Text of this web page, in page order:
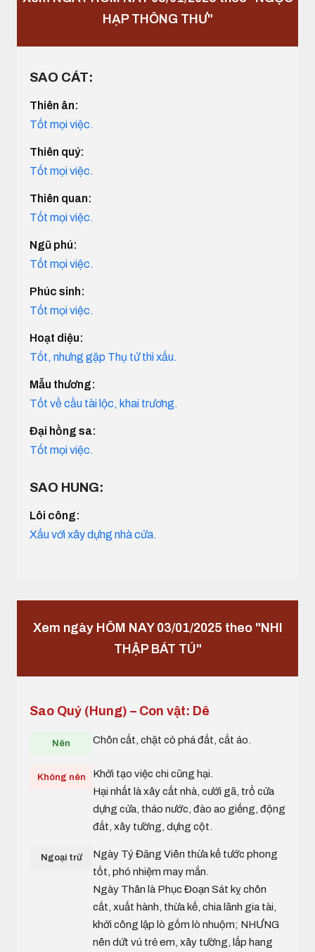
HẠP THÔNG THƯ"
SAO CÁT:
Thiên ân:
Tốt mọi việc.
Thiên quý:
Tốt mọi việc.
Thiên quan:
Tốt mọi việc.
Ngũ phú:
Tốt mọi việc.
Phúc sinh:
Tốt mọi việc.
Hoạt diệu:
Tốt, nhưng gặp Thụ tử thì xấu.
Mẫu thương:
Tốt về cầu tài lộc, khai trương.
Đại hồng sa:
Tốt mọi việc.
SAO HUNG:
Lôi công:
Xấu với xây dựng nhà cửa.
Xem ngày HÔM NAY 03/01/2025 theo "NHI
THẬP BÁT TÚ"
Sao Quỷ (Hung) – Con vật: Dê
Nên Chôn cất, chặt cỏ phá đất, cắt áo.
Không nên
Khởi tạo việc chi cũng hại.
Hại nhất là xây cất nhà, cưới gã, trổ cửa
dựng cửa, tháo nước, đào ao giếng, động
đất, xây tường, dựng cột.
Ngoại trừ
Ngày Tý Đăng Viên thừa kế tước phong
tốt, phó nhiệm may mắn.
Ngày Thân là Phục Đoạn Sát kỵ chôn
cất, xuất hành, thừa kế, chia lãnh gia tài,
khởi công lập lò gốm lò nhuộm; NHƯNG
nên dứt vú trẻ em, xây tường, lấp hang